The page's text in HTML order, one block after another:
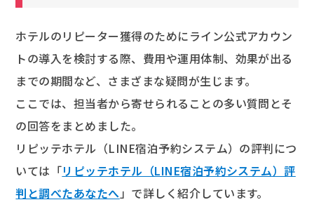
ホテルのリピーター獲得のためにライン公式アカウン
トの導入を検討する際、費用や運用体制、効果が出る
までの期間など、さまざまな疑問が生じます。
ここでは、担当者から寄せられることの多い質問とそ
の回答をまとめました。
リピッテホテル（LINE宿泊予約システム）の評判につ
いては「リピッテホテル（LINE宿泊予約システム）評
判と調べたあなたへ」で詳しく紹介しています。